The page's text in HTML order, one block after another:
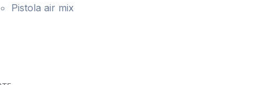
Pistola air mix